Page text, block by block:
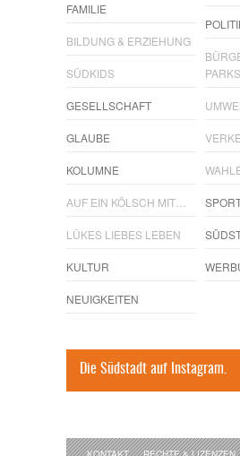
FAMILIE
BILDUNG & ERZIEHUNG
SÜDKIDS
GESELLSCHAFT
GLAUBE
KOLUMNE
AUF EIN KÖLSCH MIT…
LÜKES LIEBES LEBEN
KULTUR
NEUIGKEITEN
Die Südstadt auf Instagram.